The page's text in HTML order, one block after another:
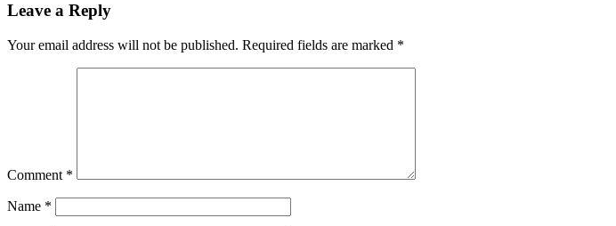
Leave a Reply
Your email address will not be published. Required fields are marked *
Comment *
Name *